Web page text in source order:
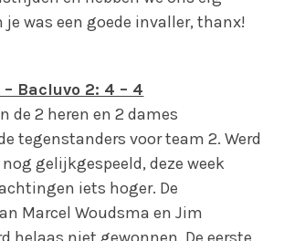
was een goede invaller, thanx!
Bacluvo 2: 4 – 4
de 2 heren en 2 dames
tegenstanders voor team 2. Werd
gelijkgespeeld, deze week
iets hoger. De
Marcel Woudsma en Jim